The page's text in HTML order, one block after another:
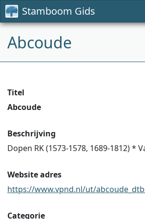
Stamboom Gids
Abcoude
Titel
Abcoude
Beschrijving
Dopen RK (1573-1578, 1689-1812) *
Website adres
https://www.vpnd.nl/ut/
Categorie